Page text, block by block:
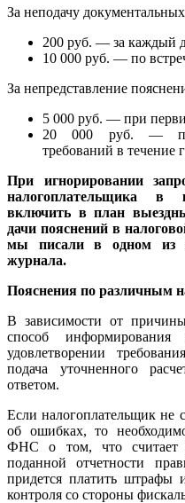
За неподачу
200 руб. — за каждый
10 000 руб. — по
За непредставление
5 000 руб. — при
20 000 руб. —
требований в течение
При игнорировании
налогоплательщика в
включить в план
дачи пояснений в
мы писали в одном из
журнала.
Пояснения по различным
В зависимости от
способ
удовлетворении
подача уточненного
ответом.
Если налогоплательщик не
об ошибках, то
ФНС о том, что считает
поданной отчетности
придется платить штрафы
контроля со стороны